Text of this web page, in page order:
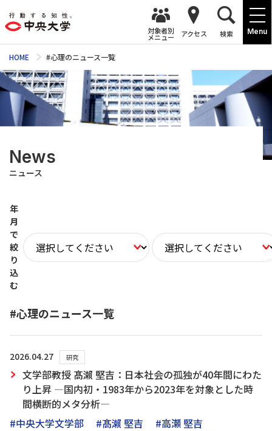
Menu
対象者別
メニュー アクセス 検索
HOME #心理のニュース一覧
News
ニュース
年
月
で
絞
り
込
む
#心理のニュース一覧
2026.04.27 研究
文学部教授 髙瀨 堅吉：日本社会の孤独が40年間にわた
り上昇 ―国内初・1983年から2023年を対象とした時
間横断的メタ分析―
#中央大学文学部
#髙瀨 堅吉
#高瀬 堅吉